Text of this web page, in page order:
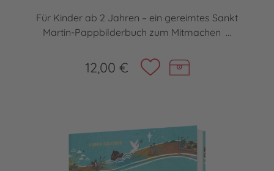
Für Kinder ab 2 Jahren – ein gereimtes Sankt
Martin-Pappbilderbuch zum Mitmachen ...
12,00 €